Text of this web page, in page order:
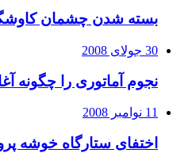
بسته شدن چشمان
30 جولای 2008
نجوم آماتوری را چگونه
11 نوامبر 2008
اختفای ستارگاه خوشه